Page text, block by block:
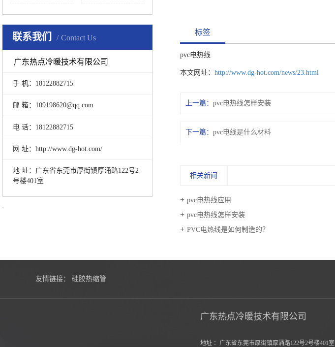
联系我们 Contact Us
广东热点冷暖技术有限公司
手 机：18122882715
邮 箱：109198620@qq.com
电 话：18122882715
网 址：http://www.dg-hot.com/
地 址：广东省东莞市厚街镇厚涌路122号2
号楼401室
标签
pvc电热线
本文网址： http://www.dg-hot.com/news/23.html
上一篇： pvc电热线怎样安装
下一篇： pvc电线是什么材料
相关新闻
pvc电热线应用
pvc电热线怎样安装
PVC电热线是如何制造的？
友情链接： 硅胶热缩管
广东热点冷暖技术有限公司
地址 ：广东省东莞市厚街镇厚涌路122号2号楼401室